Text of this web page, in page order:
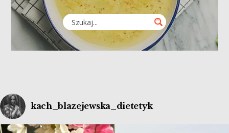
kach_blazejewska_dietetyk